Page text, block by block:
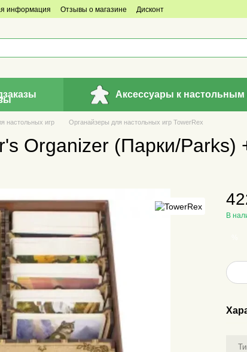
информация Отзывы о магазине Дисконт
Аксессуары к настольным
настольных игр Органайзеры для настольных игр TowerRex
Organizer (Парки/Parks)
В